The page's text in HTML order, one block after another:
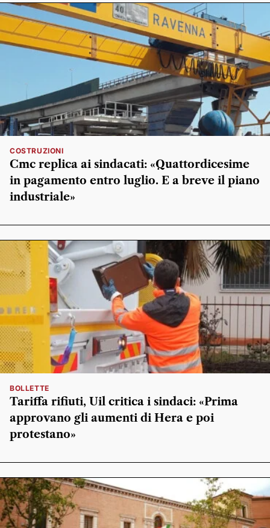
COSTRUZIONI
Cmc replica ai sindacati: «Quattordicesime
in pagamento entro luglio. E a breve il piano
industriale»
BOLLETTE
Tariffa rifiuti, Uil critica i sindaci: «Prima
approvano gli aumenti di Hera e poi
protestano»